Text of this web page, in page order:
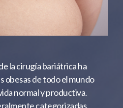
la cirugía bariátrica ha
obesas de todo el mundo
normal y productiva.
categorizadas